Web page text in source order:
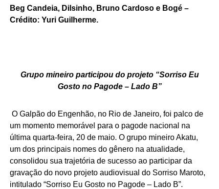
Beg Candeia, Dilsinho, Bruno Cardoso e Bogé –
Crédito: Yuri Guilherme.
Grupo mineiro participou do projeto “Sorriso Eu
Gosto no Pagode – Lado B”
O Galpão do Engenhão, no Rio de Janeiro, foi palco de
um momento memorável para o pagode nacional na
última quarta-feira, 20 de maio. O grupo mineiro Akatu,
um dos principais nomes do gênero na atualidade,
consolidou sua trajetória de sucesso ao participar da
gravação do novo projeto audiovisual do Sorriso Maroto,
intitulado “Sorriso Eu Gosto no Pagode – Lado B”.